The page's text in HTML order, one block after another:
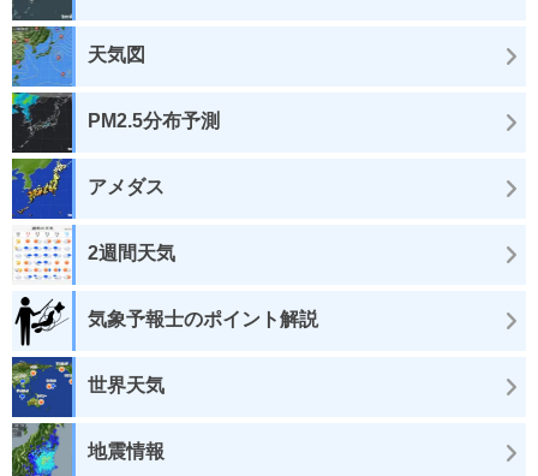
天気図
PM2.5分布予測
アメダス
2週間天気
気象予報士のポイント解説
世界天気
地震情報